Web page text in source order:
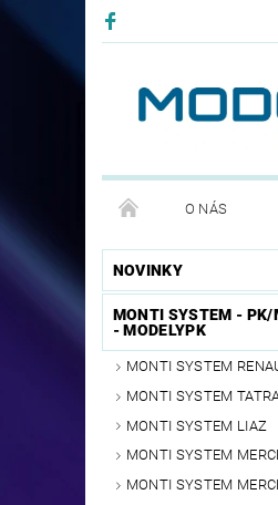
O NÁS
PODMÍNKY
NOVINKY
MONTI SYSTEM - PK/
- MODELYPK
MONTI SYSTEM
MONTI SYSTEM
MONTI SYSTEM LIAZ
MONTI SYSTEM
MONTI SYSTEM